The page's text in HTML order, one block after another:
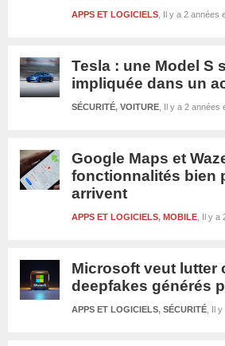
Il y a 2 années
APPS ET LOGICIELS
Tesla : une Model S
impliquée dans un
Il y a 2 années
SÉCURITÉ, VOITURE
Google Maps et
fonctionnalités bien
arrivent
Il y a
APPS ET LOGICIELS, MOBILE
Microsoft veut lutter
deepfakes générés
Il y
APPS ET LOGICIELS, SÉCURITÉ